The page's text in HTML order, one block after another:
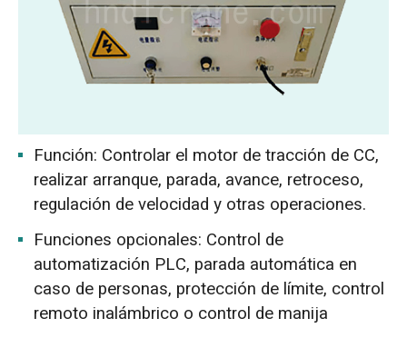
Función: Controlar el motor de tracción de CC,
realizar arranque, parada, avance, retroceso,
regulación de velocidad y otras operaciones.
Funciones opcionales: Control de
automatización PLC, parada automática en
caso de personas, protección de límite, control
remoto inalámbrico o control de manija